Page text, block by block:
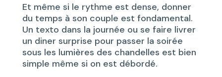
Et même si le rythme est dense, donner
du temps à son couple est fondamental.
Un texto dans la journée ou se faire livrer
un diner surprise pour passer la soirée
sous les lumières des chandelles est bien
simple même si on est débordé.